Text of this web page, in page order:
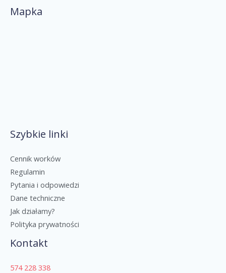
Mapka
Szybkie linki
Cennik worków
Regulamin
Pytania i odpowiedzi
Dane techniczne
Jak działamy?
Polityka prywatności
Kontakt
574 228 338